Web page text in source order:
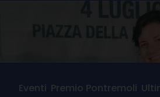
Eventi Premio Pontremoli